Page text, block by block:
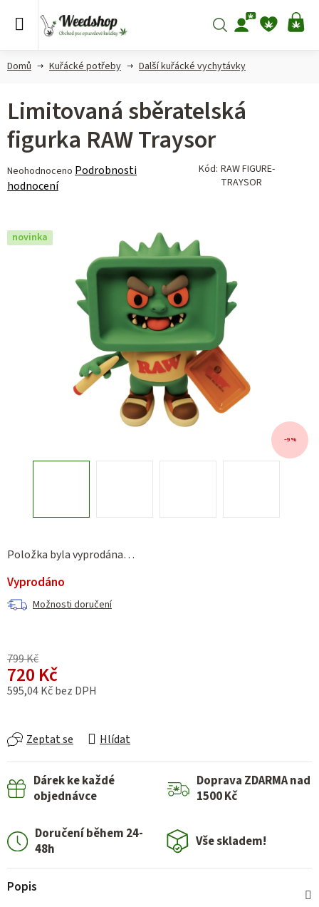
Hledat
Domů Kuřácké potřeby Další kuřácké vychytávky
Položka byla vyprodána…
Vyprodáno
Možnosti doručení
799 Kč
720 Kč
595,04 Kč bez DPH
Zeptat se Hlídat
Limitovaná sběratelská
figurka RAW Traysor
Průměrné
hodnocení
0,0
z 5
Neohodnoceno Podrobnosti
hodnocení
Kód: RAW FIGURE-
TRAYSOR
novinka
–9 %
Dárek ke každé
objednávce
Doprava ZDARMA nad
1500 Kč
Doručení během 24-
48h
Vše skladem!
Popis